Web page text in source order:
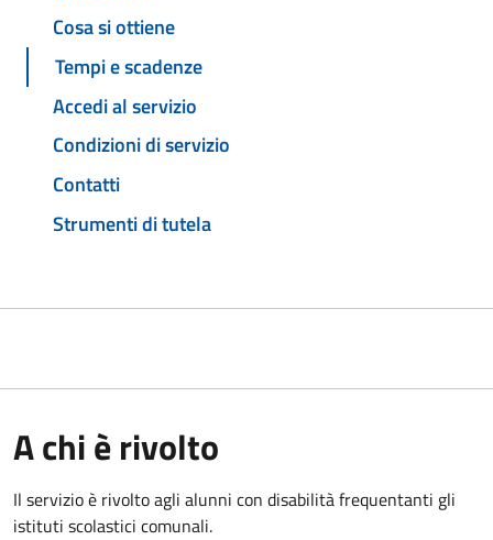
Cosa si ottiene
Tempi e scadenze
Accedi al servizio
Condizioni di servizio
Contatti
Strumenti di tutela
A chi è rivolto
Il servizio è rivolto agli alunni con disabilità frequentanti gli
istituti scolastici comunali.